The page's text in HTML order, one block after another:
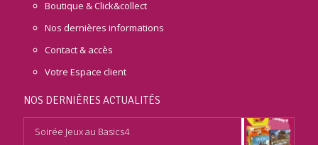
Boutique & Click&collect
Nos dernières informations
Contact & accès
Votre Espace client
NOS DERNIÈRES ACTUALITÉS
Soirée Jeux au Basics4